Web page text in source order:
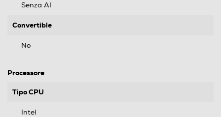
Senza AI
Convertible
No
Processore
Tipo CPU
Intel